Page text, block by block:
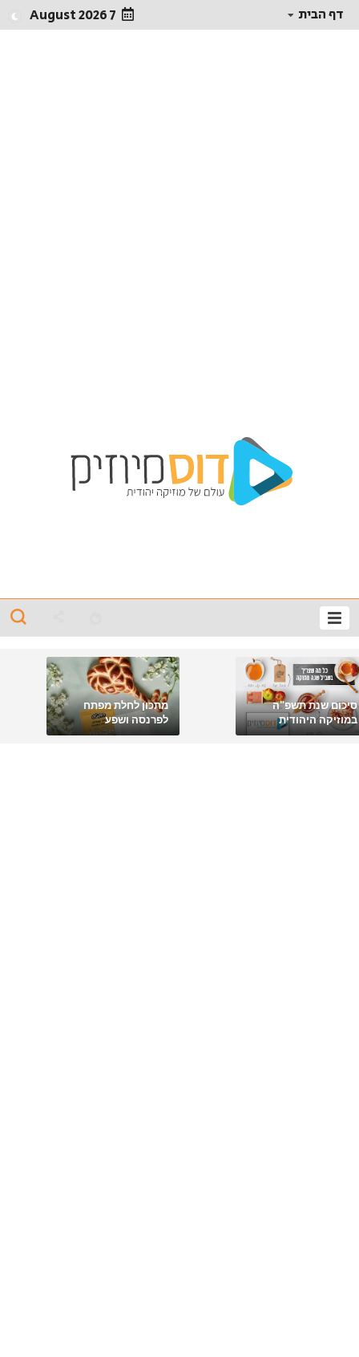
דף הבית 7 August 2026
סיכום שנת תשפ"ה
במוזיקה היהודית
מתכון לחלת מפתח
לפרנסה ושפע